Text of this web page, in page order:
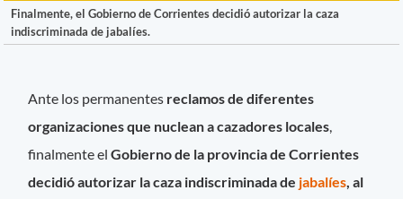
Finalmente, el Gobierno de Corrientes decidió autorizar la caza
indiscriminada de jabalíes.
Ante los permanentes reclamos de diferentes
organizaciones que nuclean a cazadores locales
finalmente elGobierno de la provincia de Corrientes
decidió autorizar la caza indiscriminada de jabalíes , al